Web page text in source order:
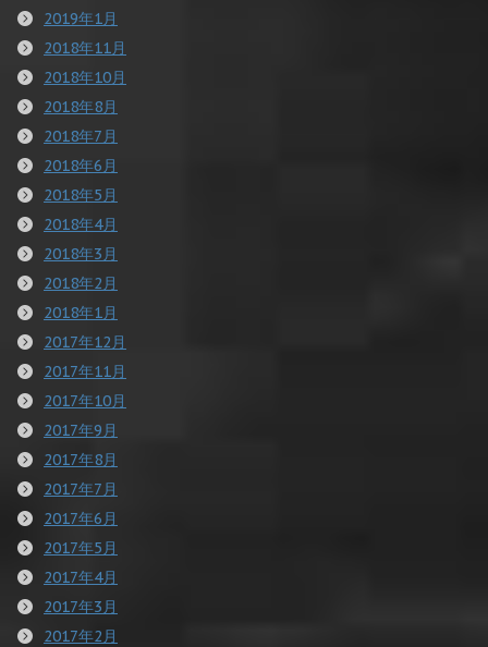
2019年1月
2018年11月
2018年10月
2018年8月
2018年7月
2018年6月
2018年5月
2018年4月
2018年3月
2018年2月
2018年1月
2017年12月
2017年11月
2017年10月
2017年9月
2017年8月
2017年7月
2017年6月
2017年5月
2017年4月
2017年3月
2017年2月